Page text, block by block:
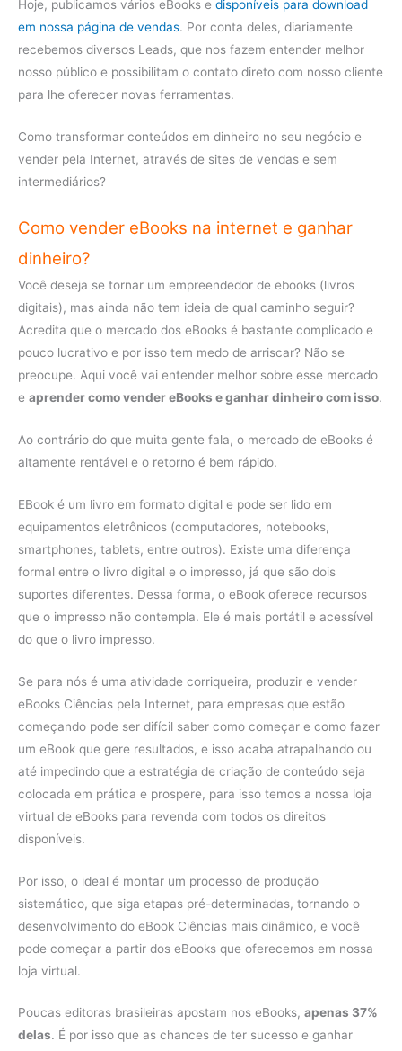
Hoje, publicamos vários eBooks e disponíveis para download
em nossa página de vendas. Por conta deles, diariamente
recebemos diversos Leads, que nos fazem entender melhor
nosso público e possibilitam o contato direto com nosso cliente
para lhe oferecer novas ferramentas.
Como transformar conteúdos em dinheiro no seu negócio e
vender pela Internet, através de sites de vendas e sem
intermediários?
Como vender eBooks na internet e ganhar
dinheiro?
Você deseja se tornar um empreendedor de ebooks (livros
digitais), mas ainda não tem ideia de qual caminho seguir?
Acredita que o mercado dos eBooks é bastante complicado e
pouco lucrativo e por isso tem medo de arriscar? Não se
preocupe. Aqui você vai entender melhor sobre esse mercado
e aprender como vender eBooks e ganhar dinheiro com isso.
Ao contrário do que muita gente fala, o mercado de eBooks é
altamente rentável e o retorno é bem rápido.
EBook é um livro em formato digital e pode ser lido em
equipamentos eletrônicos (computadores, notebooks,
smartphones, tablets, entre outros). Existe uma diferença
formal entre o livro digital e o impresso, já que são dois
suportes diferentes. Dessa forma, o eBook oferece recursos
que o impresso não contempla. Ele é mais portátil e acessível
do que o livro impresso.
Se para nós é uma atividade corriqueira, produzir e vender
eBooks Ciências pela Internet, para empresas que estão
começando pode ser difícil saber como começar e como fazer
um eBook que gere resultados, e isso acaba atrapalhando ou
até impedindo que a estratégia de criação de conteúdo seja
colocada em prática e prospere, para isso temos a nossa loja
virtual de eBooks para revenda com todos os direitos
disponíveis.
Por isso, o ideal é montar um processo de produção
sistemático, que siga etapas pré-determinadas, tornando o
desenvolvimento do eBook Ciências mais dinâmico, e você
pode começar a partir dos eBooks que oferecemos em nossa
loja virtual.
Poucas editoras brasileiras apostam nos eBooks, apenas 37%
delas. É por isso que as chances de ter sucesso e ganhar